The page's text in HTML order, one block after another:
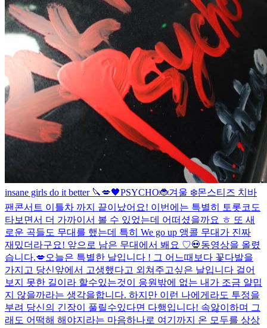
insane girls do it better 🔪💋🖤PSYCHO🐞겨울 ❄️몬스티즈 치바
팬콘서트 이틀차 까지 끝이났어요! 이번에는 특별히 토롯코도
타보면서 더 가까이서 볼 수 있었는데 어떠셨을까요 ㅎ 또 새
로운 곡들도 무대를 했는데 특히 We go up 앵콜 무대가 진짜
재밌더라구요! 앞으로 남은 무대에서 봬요 ♡💀동영상을 올렸
습니다.💋오늘은 특별한 날입니다 ! 그 어느때보다 꽃다발을
가지고 당신앞에서 고생했다고 외쳐주고싶은 날입니다 걸어
보지 못한 길이라 할수있는것이 응원밖에 없는 내가 조금 얄밉
지 않을까라는 생각을합니다. 하지만 이런 나에게라도 투정을
부려 당신의 긴장이 풀릴수있다면 다행입니다! 속앓이하며 그
래도 어떡해 해야지라는 마음하나로 여기까지 온 모두를 상상